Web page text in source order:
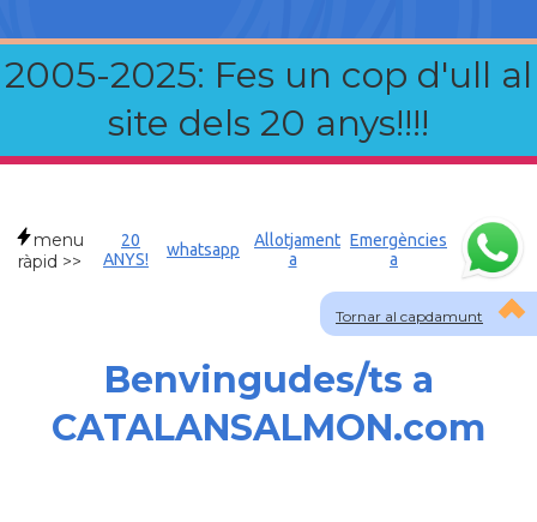
2005-2025: Fes un cop d'ull al
site dels 20 anys!!!!
Tornar al capdamunt
menu
ràpid >>
20
ANYS!
whatsapp
Allotjament
a
Emergències
a
Benvingudes/ts a
CATALANSALMON.com